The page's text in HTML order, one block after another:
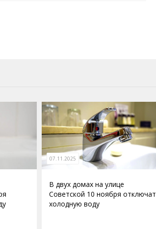
07.11.2025
В двух домах на улице
Советской 10 ноября отключат
холодную воду